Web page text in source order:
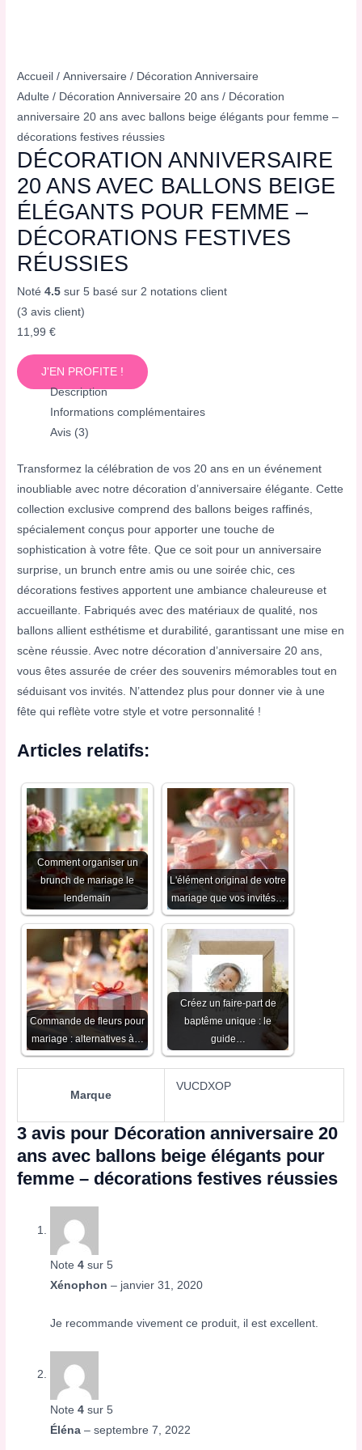
Accueil /Anniversaire / Décoration Anniversaire
Adulte / Décoration Anniversaire 20 ans / Décoration
anniversaire 20 ans avec ballons beige élégants pour femme –
décorations festives réussies
DÉCORATION ANNIVERSAIRE
20 ANS AVEC BALLONS BEIGE
ÉLÉGANTS POUR FEMME –
DÉCORATIONS FESTIVES
RÉUSSIES
Noté4.5 sur 5 basé sur 2 notations client
(3 avis client)
11,99€
J'EN PROFITE !
Description
Informations complémentaires
Avis (3)
Transformez la célébration de vos 20 ans en un événement
inoubliable avec notre décoration d’anniversaire élégante. Cette
collection exclusive comprend des ballons beiges raffinés,
spécialement conçus pour apporter une touche de
sophistication à votre fête. Que ce soit pour un anniversaire
surprise, un brunch entre amis ou une soirée chic, ces
décorations festives apportent une ambiance chaleureuse et
accueillante. Fabriqués avec des matériaux de qualité, nos
ballons allient esthétisme et durabilité, garantissant une mise en
scène réussie. Avec notre décoration d’anniversaire 20 ans,
vous êtes assurée de créer des souvenirs mémorables tout en
séduisant vos invités. N’attendez plus pour donner vie à une
fête qui reflète votre style et votre personnalité !
Articles relatifs:
Comment organiser un
brunch de mariage le
lendemain
L'élément original de votre
mariage que vos invités…
Commande de fleurs pour
mariage : alternatives à…
Créez un faire-part de
baptême unique : le
guide…
Marque
VUCDXOP
3 avis pour Décoration anniversaire 20
ans avec ballons beige élégants pour
femme – décorations festives réussies
Note4 sur 5
Xénophon– janvier 31, 2020
Je recommande vivement ce produit, il est excellent.
Note4 sur 5
Éléna– septembre 7, 2022